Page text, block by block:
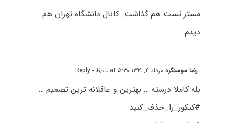
مستر تست هم گذاشت. کانال دانشگاه تهران هم
دیدم
رضا سوسنگردمرداد ۴, ۱۳۹۹ at ۵:۳۰ ب٫ظ - Reply
بله کاملا درسته … بهترین و عاقلانه ترین تصمیم …
#کنکور_را_حذف_کنید